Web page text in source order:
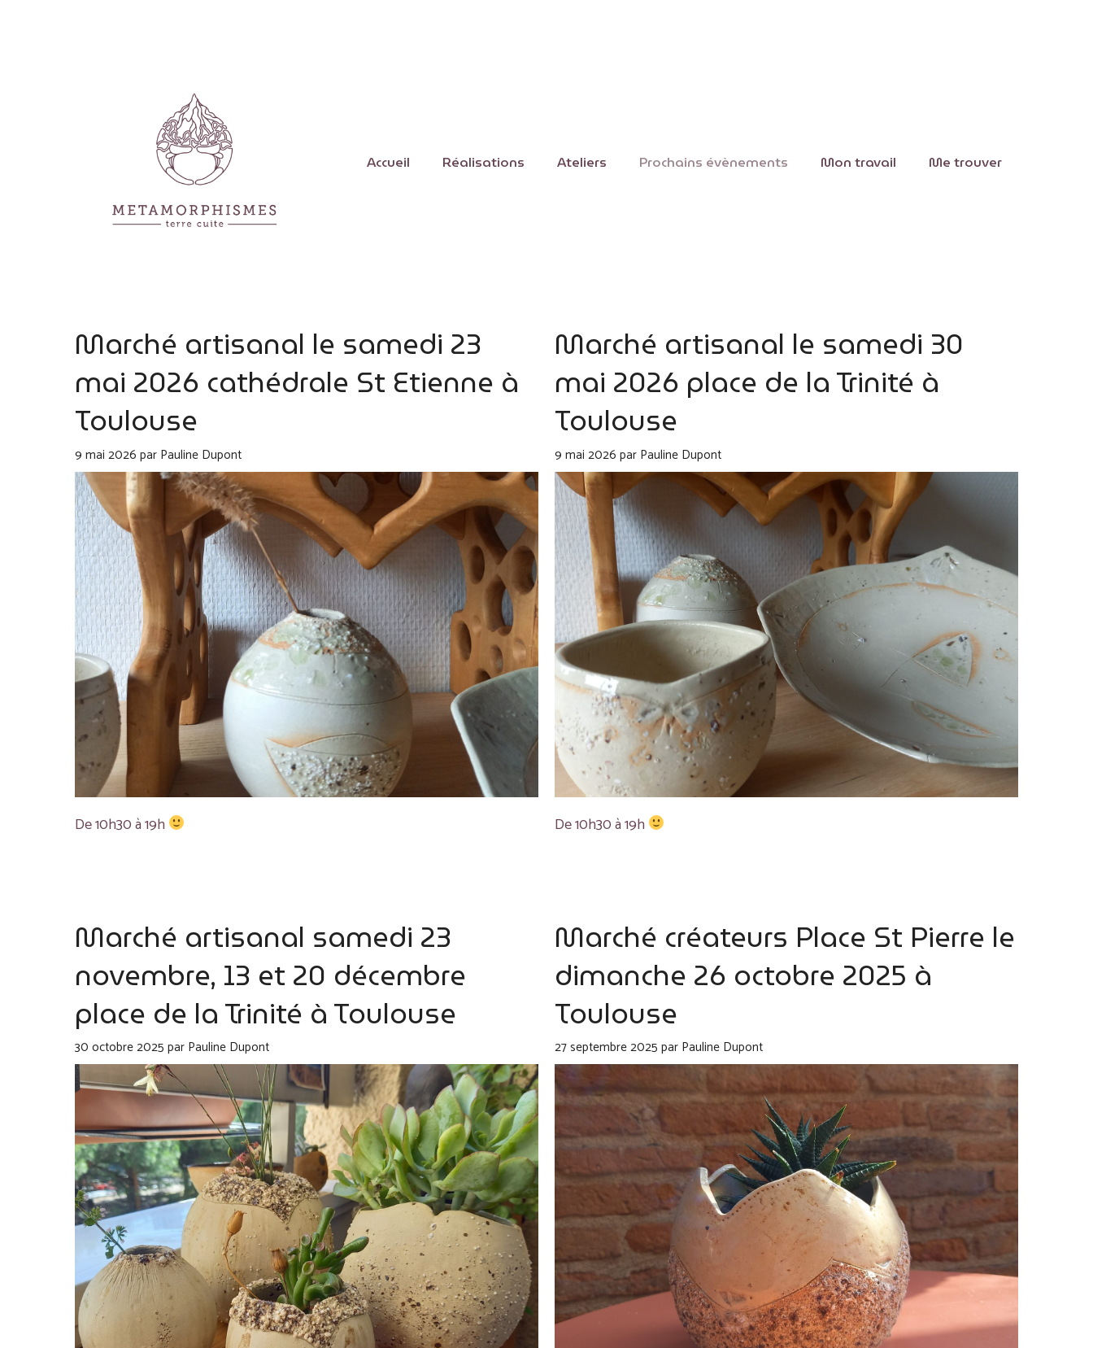
Accueil Réalisations Ateliers Prochains évènements Mon travail Me trouver
Marché artisanal le samedi 23
mai 2026 cathédrale St Etienne à
Toulouse
9 mai 2026 par Pauline Dupont
De 10h30 à 19h
Marché artisanal le samedi 30
mai 2026 place de la Trinité à
Toulouse
9 mai 2026 par Pauline Dupont
De 10h30 à 19h
Marché artisanal samedi 23
novembre, 13 et 20 décembre
place de la Trinité à Toulouse
30 octobre 2025 par Pauline Dupont
Marché créateurs Place St Pierre le
dimanche 26 octobre 2025 à
Toulouse
27 septembre 2025 par Pauline Dupont